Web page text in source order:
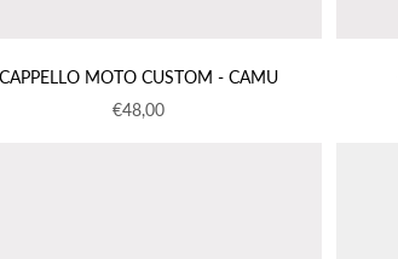
CAPPELLO MOTO CUSTOM - CAMU
Prezzo scontato
€48,00